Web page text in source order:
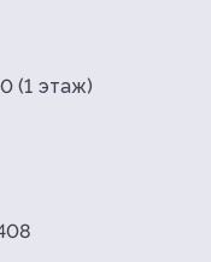
(1 этаж)